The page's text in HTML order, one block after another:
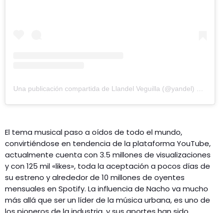
Una publicación compartida de Llandel Veguilla (@yandel)
El tema musical paso a oídos de todo el mundo,
convirtiéndose en tendencia de la plataforma YouTube,
actualmente cuenta con 3.5 millones de visualizaciones
y con 125 mil «likes», toda la aceptación a pocos días de
su estreno y alrededor de 10 millones de oyentes
mensuales en Spotify. La influencia de Nacho va mucho
más allá que ser un líder de la música urbana, es uno de